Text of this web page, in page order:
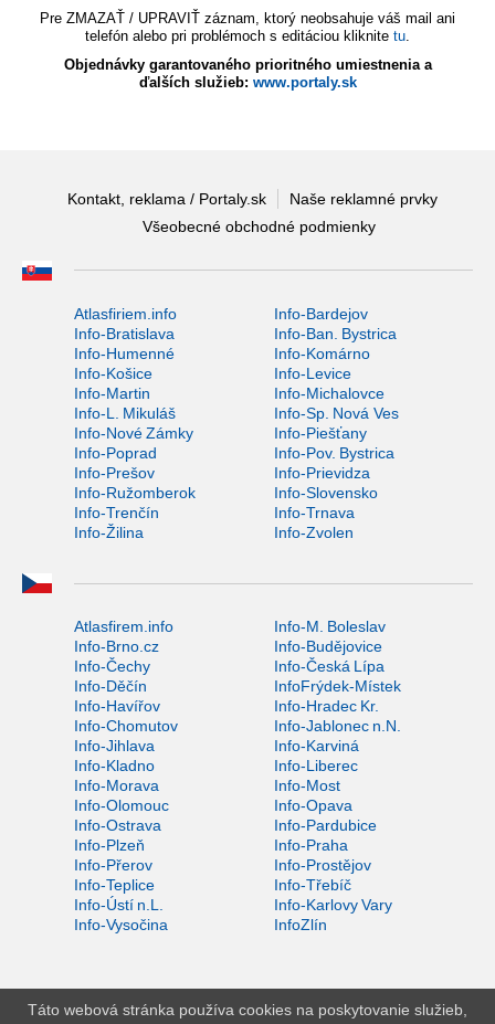
Pre ZMAZAŤ / UPRAVIŤ záznam, ktorý neobsahuje váš mail ani
telefón alebo pri problémoch s editáciou kliknite tu.
Objednávky garantovaného prioritného umiestnenia a
ďalších služieb: www.portaly.sk
Kontakt, reklama / Portaly.sk
Naše reklamné prvky
Všeobecné obchodné podmienky
Atlasfiriem.info
Info-Bardejov
Info-Bratislava
Info-Ban. Bystrica
Info-Humenné
Info-Komárno
Info-Košice
Info-Levice
Info-Martin
Info-Michalovce
Info-L. Mikuláš
Info-Sp. Nová Ves
Info-Nové Zámky
Info-Piešťany
Info-Poprad
Info-Pov. Bystrica
Info-Prešov
Info-Prievidza
Info-Ružomberok
Info-Slovensko
Info-Trenčín
Info-Trnava
Info-Žilina
Info-Zvolen
Atlasfirem.info
Info-M. Boleslav
Info-Brno.cz
Info-Budějovice
Info-Čechy
Info-Česká Lípa
Info-Děčín
InfoFrýdek-Místek
Info-Havířov
Info-Hradec Kr.
Info-Chomutov
Info-Jablonec n.N.
Info-Jihlava
Info-Karviná
Info-Kladno
Info-Liberec
Info-Morava
Info-Most
Info-Olomouc
Info-Opava
Info-Ostrava
Info-Pardubice
Info-Plzeň
Info-Praha
Info-Přerov
Info-Prostějov
Info-Teplice
Info-Třebíč
Info-Ústí n.L.
Info-Karlovy Vary
Info-Vysočina
InfoZlín
Táto webová stránka používa cookies na poskytovanie služieb,